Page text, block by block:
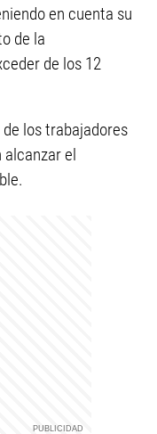
en cuenta su
de la
de los 12
los trabajadores
alcanzar el